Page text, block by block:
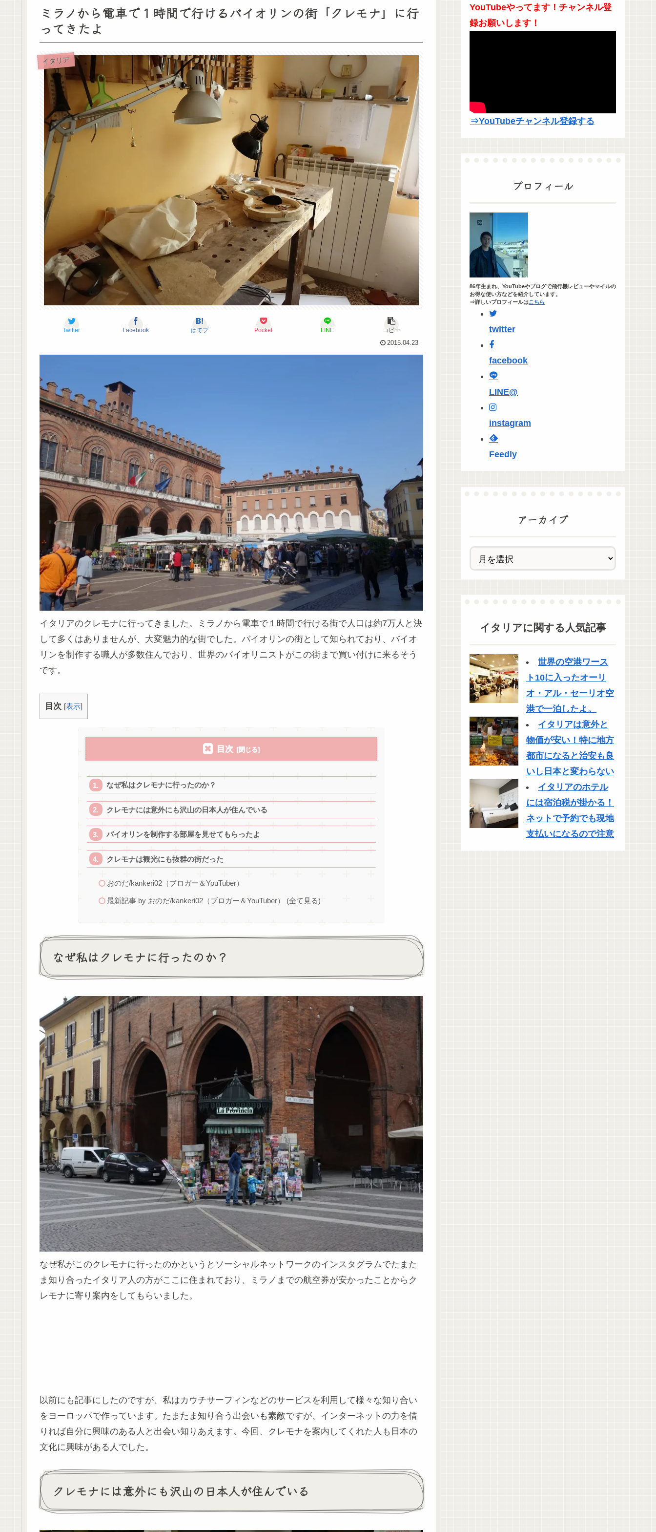
ミラノから電車で１時間で行けるバイオリンの街「クレモナ」に行
ってきたよ
イタリア
Twitter Facebook はてブ Pocket LINE
コピー
2015.04.23
イタリアのクレモナに行ってきました。ミラノから電車で１時間で行ける街で人口は約7万人と決
して多くはありませんが、大変魅力的な街でした。バイオリンの街として知られており、バイオ
リンを制作する職人が多数住んでおり、世界のバイオリニストがこの街まで買い付けに来るそう
です。
目次 [表示]
目次
なぜ私はクレモナに行ったのか？
クレモナには意外にも沢山の日本人が住んでいる
バイオリンを制作する部屋を見せてもらったよ
クレモナは観光にも抜群の街だった
おのだ/kankeri02（ブロガー＆YouTuber）
最新記事 by おのだ/kankeri02（ブロガー＆YouTuber） (全て見る)
なぜ私はクレモナに行ったのか？
なぜ私がこのクレモナに行ったのかというとソーシャルネットワークのインスタグラムでたまた
ま知り合ったイタリア人の方がここに住まれており、ミラノまでの航空券が安かったことからク
レモナに寄り案内をしてもらいました。
以前にも記事にしたのですが、私はカウチサーフィンなどのサービスを利用して様々な知り合い
をヨーロッパで作っています。たまたま知り合う出会いも素敵ですが、インターネットの力を借
りれば自分に興味のある人と出会い知りあえます。今回、クレモナを案内してくれた人も日本の
文化に興味がある人でした。
クレモナには意外にも沢山の日本人が住んでいる
YouTubeやってます！チャンネル登
録お願いします！
⇒YouTubeチャンネル登録する
プロフィール
86年生まれ、YouTubeやブログで飛行機レビューやマイルの
お得な使い方などを紹介しています。
⇒詳しいプロフィールはこちら
twitter
facebook
LINE@
instagram
Feedly
アーカイブ
イタリアに関する人気記事
世界の空港ワース
ト10に入ったオーリ
オ・アル・セーリオ空
港で一泊したよ。
イタリアは意外と
物価が安い！特に地方
都市になると治安も良
いし日本と変わらない
イタリアのホテル
には宿泊税が掛かる！
ネットで予約でも現地
支払いになるので注意